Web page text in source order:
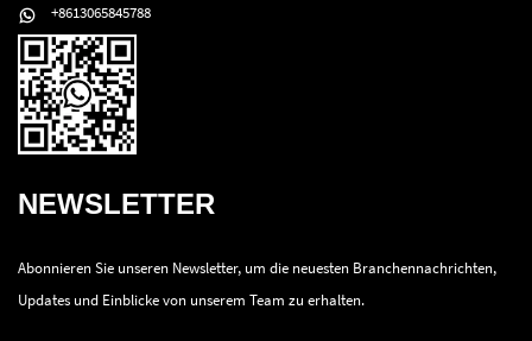
+8613065845788
NEWSLETTER
Abonnieren Sie unseren Newsletter, um die neuesten Branchennachrichten,
Updates und Einblicke von unserem Team zu erhalten.